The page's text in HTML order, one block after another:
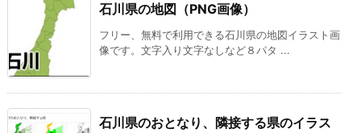
石川県の地図（PNG画像）
フリー、無料で利用できる石川県の地図イラスト画
像です。文字入り文字なしなど８パタ ...
石川県のおとなり、隣接する県のイラス